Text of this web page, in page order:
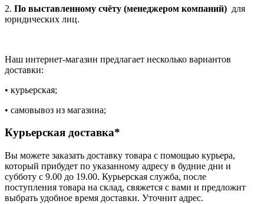
2. По выставленному счёту (менеджером компаний) для
юридических лиц.
Наш интернет-магазин предлагает несколько вариантов
доставки:
• курьерская;
• самовывоз из магазина;
Курьерская доставка*
Вы можете заказать доставку товара с помощью курьера,
который прибудет по указанному адресу в будние дни и
субботу с 9.00 до 19.00. Курьерская служба, после
поступления товара на склад, свяжется с вами и предложит
выбрать удобное время доставки. Уточнит адрес.